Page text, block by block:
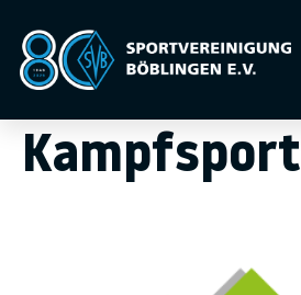
Kampfsport